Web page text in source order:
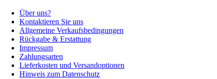
Über uns?
Kontaktieren Sie uns
Allgemeine Verkaufsbedingungen
Rückgabe & Erstattung
Impressum
Zahlungsarten
Lieferkosten und Versandoptionen
Hinweis zum Datenschutz